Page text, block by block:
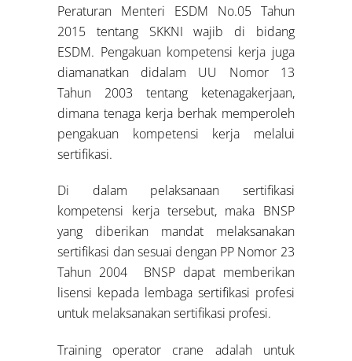
Peraturan Menteri ESDM No.05 Tahun
2015 tentang SKKNI wajib di bidang
ESDM. Pengakuan kompetensi kerja juga
diamanatkan didalam UU Nomor 13
Tahun 2003 tentang ketenagakerjaan,
dimana tenaga kerja berhak memperoleh
pengakuan kompetensi kerja melalui
sertifikasi.
Di dalam pelaksanaan sertifikasi
kompetensi kerja tersebut, maka BNSP
yang diberikan mandat melaksanakan
sertifikasi dan sesuai dengan PP Nomor 23
Tahun 2004 BNSP dapat memberikan
lisensi kepada lembaga sertifikasi profesi
untuk melaksanakan sertifikasi profesi.
Training operator crane adalah untuk